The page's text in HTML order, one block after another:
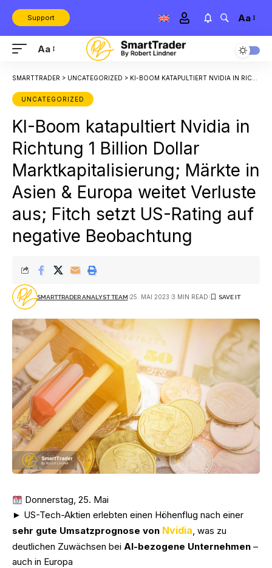
Support Aa
Aa
SMARTTRADER > UNCATEGORIZED > KI-BOOM KATAPULTIERT NVIDIA IN RICHTUNG 1 BILLION DOLLAR MARKTKAPITALISIERUNG; MÄRKTE IN ASIEN & EUROPA WEITET VERLUSTE AUS; FITCH SETZT US-RATING AUF NEGATIVE BEOBACHTUNG
UNCATEGORIZED
KI-Boom katapultiert Nvidia in
Richtung 1 Billion Dollar
Marktkapitalisierung; Märkte in
Asien & Europa weitet Verluste
aus; Fitch setzt US-Rating auf
negative Beobachtung
SMARTTRADER ANALYST TEAM 25. MAI 2023 3 MIN READ
Donnerstag, 25. Mai
► US-Tech-Aktien erlebten einen Höhenflug nach einer
sehr gute Umsatzprognose von Nvidia, was zu
deutlichen Zuwächsen bei AI-bezogene Unternehmen –
auch in Europa